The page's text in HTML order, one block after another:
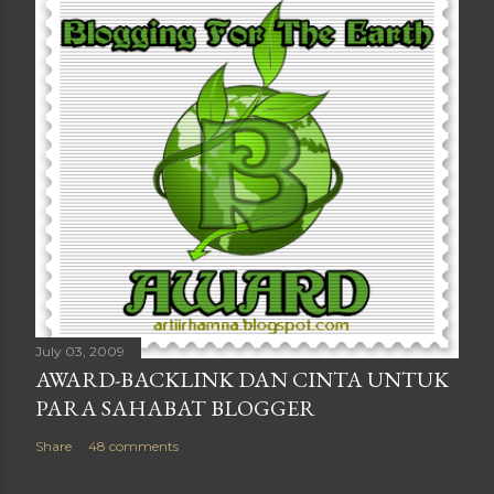
July 03, 2009
AWARD-BACKLINK DAN CINTA UNTUK
PARA SAHABAT BLOGGER
Share 48 comments